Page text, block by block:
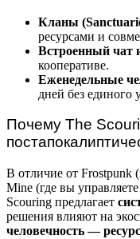
Кланы
ресурсами и
Встроенный чат
кооперативе.
Еженедельные
дней без единого
Почему The
В отличие от Frostpunk
Mine (где вы
Scouring предлагает
решения влияют на
человечность — ресурс